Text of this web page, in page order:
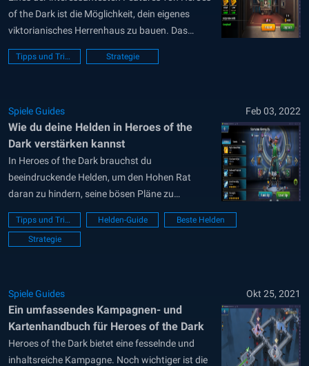
of the Dark ist die Möglichkeit, dein eigenes
viktorianisches Herrenhaus zu bauen. Das
Herrenhaus dient als Hauptquartier für alle
deine Helden, aber noch wichtiger ist, dass du
B. Gold, Mondstaub). In...
Tipps und Tricks Strategie
Spiele Guides Feb 03, 2022
Wie du deine Helden in Heroes of the
Dark verstärken kannst
In Heroes of the Dark brauchst du
beeindruckende Helden, um den Hohen Rat
daran zu hindern, seine bösen Pläne zu
verwirklichen. Zum jetzigen Zeitpunkt gibt es 26
Helden im Spiel und jeder von ihnen hat seine
eigenen einzigartigen Fähigkeiten, die sehr
Tipps und Tricks Helden-Guide
Beste Helden
Strategie
Spiele Guides Okt 25, 2021
Ein umfassendes Kampagnen- und
Kartenhandbuch für Heroes of the Dark
Heroes of the Dark bietet eine fesselnde und
inhaltsreiche Kampagne. Noch wichtiger ist die